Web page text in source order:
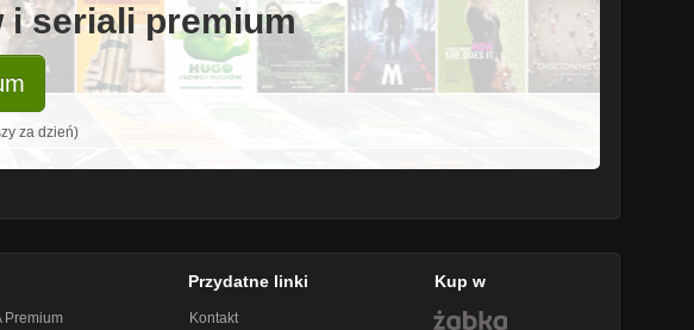
i seriali premium
za dzień)
Premium
Przydatne linki
Kontakt
Kup w